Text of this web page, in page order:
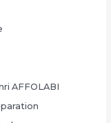
AFFOLABI